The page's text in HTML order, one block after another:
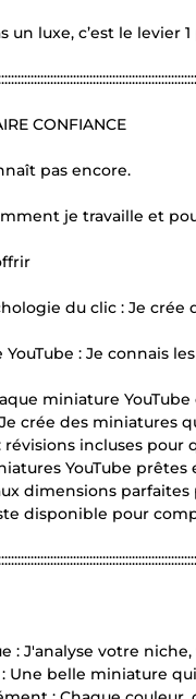
un luxe, c’est le levier
CONFIANCE
pas encore.
je travaille et
du clic : Je
: Je connais
miniature
crée des
révisions incluses
YouTube
dimensions parfaites
disponible pour
: J'analyse votre
Une belle miniature